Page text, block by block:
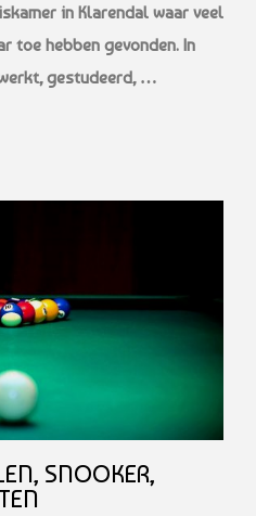
in Klarendal waar veel
toe hebben gevonden. In
gestudeerd, …
SNOOKER,